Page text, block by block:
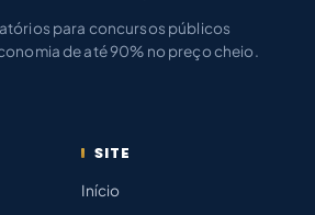
para concursos públicos
de até 90% no preço cheio.
SITE
Início